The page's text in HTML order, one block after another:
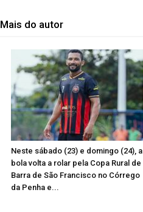
Mais do autor
Neste sábado (23) e domingo (24), a
bola volta a rolar pela Copa Rural de
Barra de São Francisco no Córrego
da Penha e...